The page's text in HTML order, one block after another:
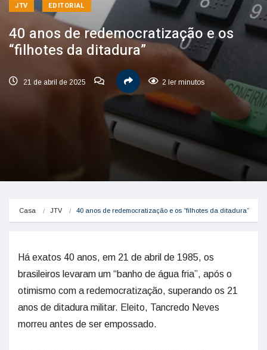
JTV EDITORIAL
40 anos de redemocratização e os
“filhotes da ditadura”
21 de abril de 2025 2 ler minutos
Casa JTV 40 anos de redemocratização e os “filhotes da ditadura”
Há exatos 40 anos, em 21 de abril de 1985, os
brasileiros levaram um “banho de água fria”, após o
otimismo com a redemocratização, superando os 21
anos de ditadura militar. Eleito, Tancredo Neves
morreu antes de ser empossado.